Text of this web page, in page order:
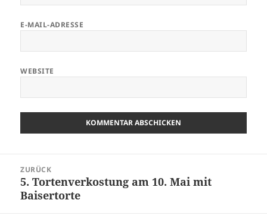
E-MAIL-ADRESSE
WEBSITE
ZURÜCK
Vorheriger
Beitrag:
5. Tortenverkostung am 10. Mai mit
Baisertorte